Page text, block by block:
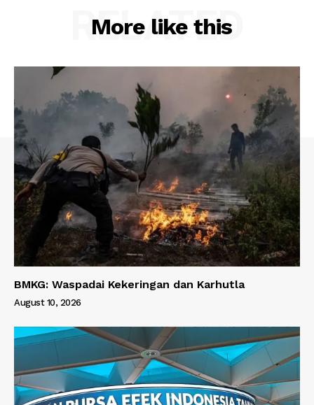
More like this
RELATED
BMKG: Waspadai Kekeringan dan Karhutla
August 10, 2026